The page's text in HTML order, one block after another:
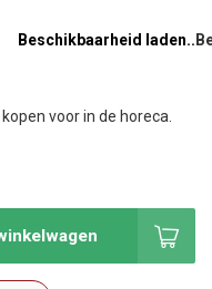
Beschikbaarheid laden..
voor in de horeca.